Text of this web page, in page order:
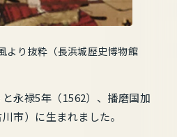
より抜粋（長浜城歴史博物館
永禄5年（1562）、播磨国加
市）に生まれました。